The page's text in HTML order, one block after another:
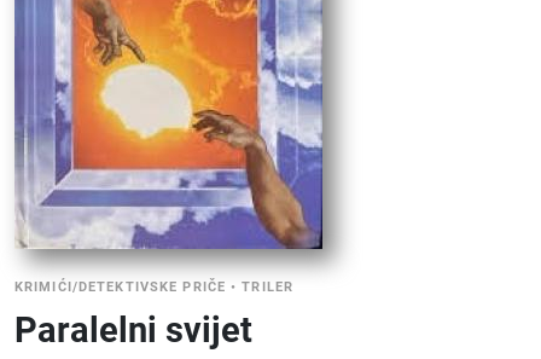
KRIMIĆI/DETEKTIVSKE PRIČE •TRILER
Paralelni svijet